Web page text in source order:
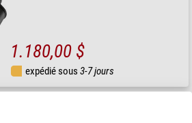
1.180,00 $
expédié sous3-7 jours